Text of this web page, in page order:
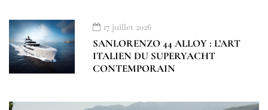
17 juillet 2026
SANLORENZO 44 ALLOY : L’ART
ITALIEN DU SUPERYACHT
CONTEMPORAIN